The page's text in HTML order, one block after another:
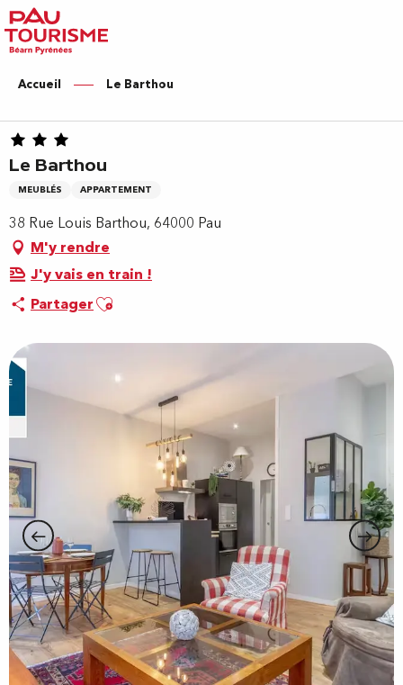
Aller
au
contenu
principal
Accueil Le Barthou
Le Barthou
MEUBLÉS APPARTEMENT
38 Rue Louis Barthou, 64000 Pau
M'y rendre
J'y vais en train !
PartagerAjouter aux favoris